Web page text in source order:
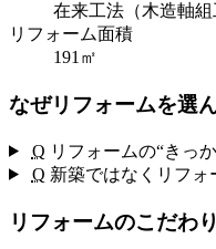
在来工法（木造軸組
リフォーム面積
191㎡
なぜリフォームを選
Q リフォームの“きっ
Q 新築ではなくリフォ
リフォームのこだわ